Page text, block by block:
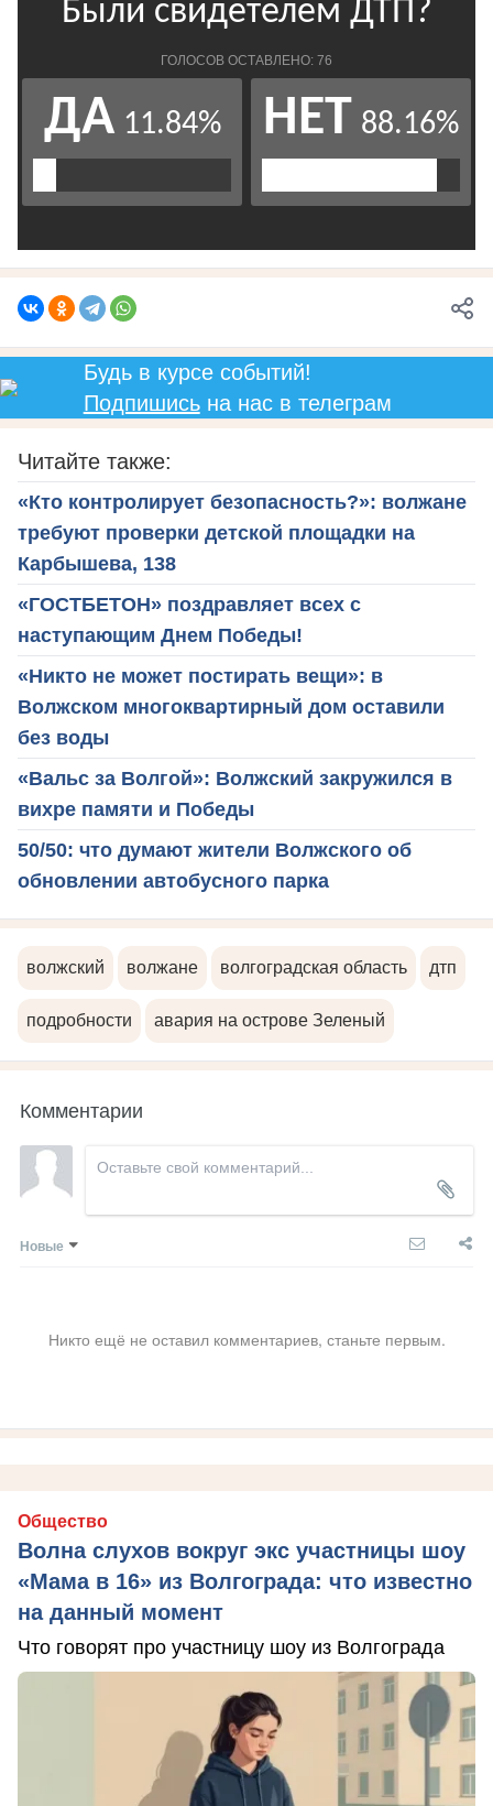
Будь в курсе событий!
Подпишисьна нас в телеграм
Читайте также:
«Кто контролирует безопасность?»: волжане
требуют проверки детской площадки на
Карбышева, 138
«ГОСТБЕТОН» поздравляет всех с
наступающим Днем Победы!
«Никто не может постирать вещи»: в
Волжском многоквартирный дом оставили
без воды
«Вальс за Волгой»: Волжский закружился в
вихре памяти и Победы
50/50: что думают жители Волжского об
обновлении автобусного парка
волжский волжане волгоградская область дтп
подробности авария на острове Зеленый
Комментарии
Новые
Никто ещё не оставил комментариев, станьте первым.
Общество
Волна слухов вокруг экс участницы шоу
«Мама в 16» из Волгограда: что известно
на данный момент
Что говорят про участницу шоу из Волгограда